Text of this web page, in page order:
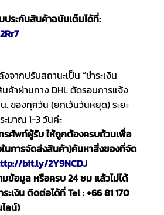
ประกันสินค้าฉบับเต็มได้ที่:
ากปรับสถานะเป็น “ชำระเงิน
ค้าผ่านทาง DHL ตัดรอบการแจ้ง
น. ของทุกวัน (ยกเว้นวันหยุด) ระยะ
ะมาณ 1-3 วันค่ะ
รศัพท์ผู้รับ ให้ถูกต้องครบถ้วนเพื่อ
นการจัดส่งสินค้า)ค้นหาสิ่งของที่จัด
bit.ly/2Y9NCDJ
ข้อมูล หรือครบ 24 ชม แล้วไม่ได้
เงิน ติดต่อได้ที่ Tel : +66 81 170
ลน์)